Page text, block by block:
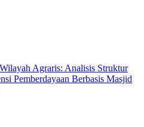
Agraris: Analisis Struktur
Pemberdayaan Berbasis Masjid